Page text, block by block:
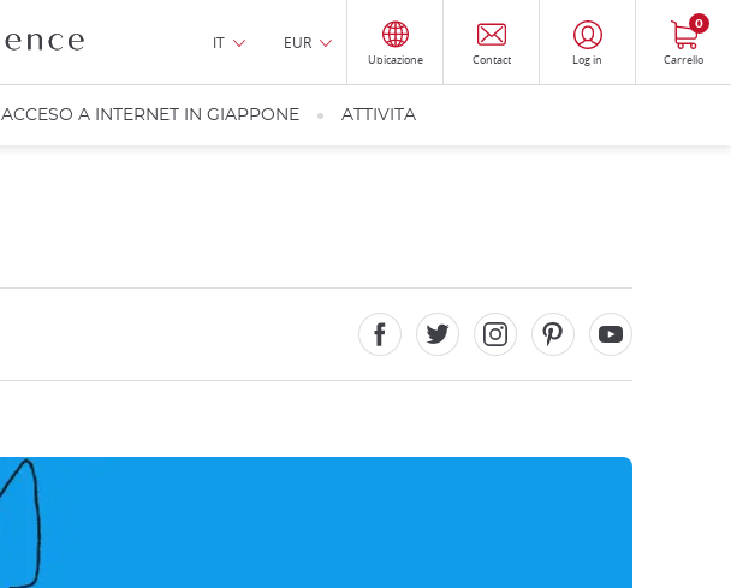
IT EUR
Ubicazione Contact Log in Carrello
0
ACCESO A INTERNET IN GIAPPONE ATTIVITA